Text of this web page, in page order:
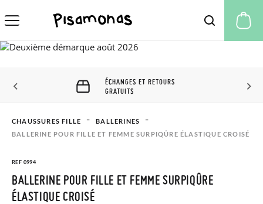
ÉCHANGES ET RETOURS
GRATUITS
CHAUSSURES FILLE
BALLERINES
BALLERINE POUR FILLE ET FEMME SURPIQÛRE ÉLASTIQUE CROISÉ
REF 0994
BALLERINE POUR FILLE ET FEMME SURPIQÛRE
ÉLASTIQUE CROISÉ